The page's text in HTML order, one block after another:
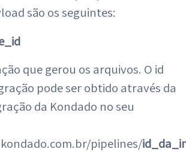
são os seguintes:
que gerou os arquivos. O id
pode ser obtido através da
da Kondado no seu
pipelines/